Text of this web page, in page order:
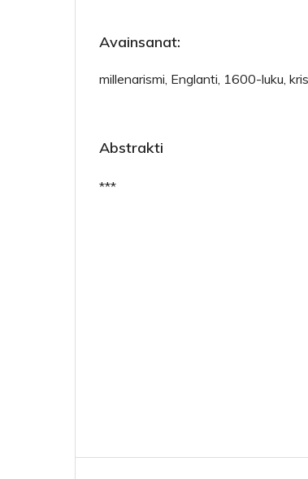
Avainsanat:
millenarismi, Englanti, 1600-luku,
Abstrakti
***